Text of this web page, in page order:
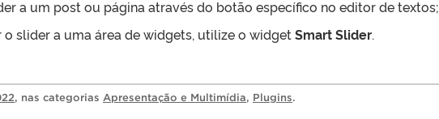
a um post ou página através do botão específico no editor de textos;
o slider a uma área de widgets, utilize o widgetSmart Slider.
, nas categorias Apresentação e Multimídia, Plugins.